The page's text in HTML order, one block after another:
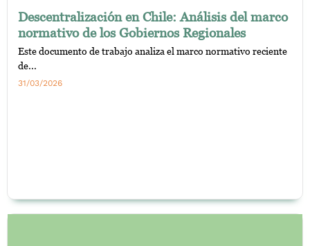
Descentralización en Chile: Análisis del marco
normativo de los Gobiernos Regionales
Este documento de trabajo analiza el marco normativo reciente
de...
31/03/2026